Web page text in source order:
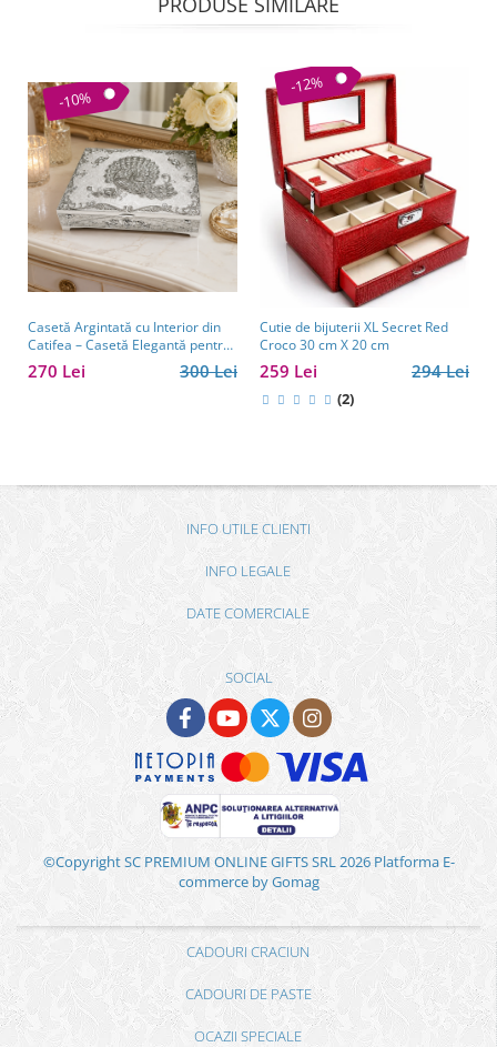
-10%
Casetă Argintată cu Interior din
Catifea – Casetă Elegantă pentru
Bijuterii, Model cu Păun
300 Lei
270 Lei
-12%
Cutie de bijuterii XL Secret Red
Croco 30 cm X 20 cm
294 Lei
259 Lei
(2)
INFO UTILE CLIENTI
INFO LEGALE
DATE COMERCIALE
SOCIAL
©Copyright SC PREMIUM ONLINE GIFTS SRL 2026 Platforma E-
commerce by Gomag
CADOURI CRACIUN
CADOURI DE PASTE
OCAZII SPECIALE